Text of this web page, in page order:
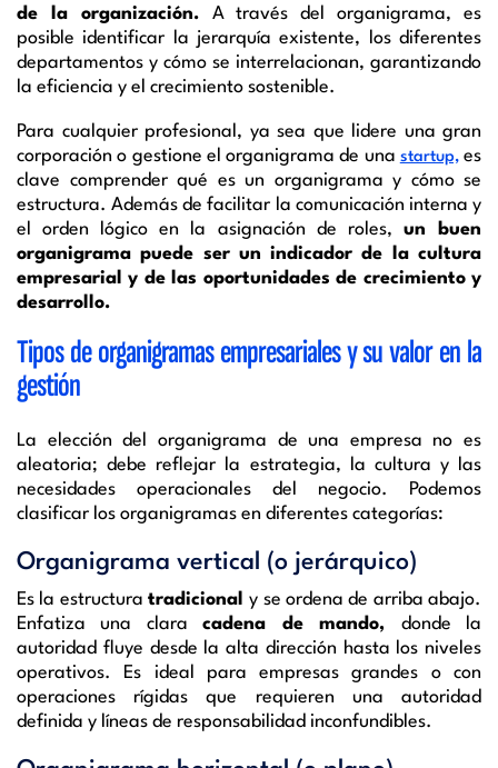
de la organización. A través del organigrama, es
posible identificar la jerarquía existente, los diferentes
departamentos y cómo se interrelacionan, garantizando
la eficiencia y el crecimiento sostenible.
Para cualquier profesional, ya sea que lidere una gran
corporación o gestione el organigrama de una startup,es
clave comprender qué es un organigrama y cómo se
estructura. Además de facilitar la comunicación interna y
el orden lógico en la asignación de roles, un buen
organigrama puede ser un indicador de la cultura
empresarial y de las oportunidades de crecimiento y
desarrollo.
Tipos de organigramas empresariales y su valor en la
gestión
La elección del organigrama de una empresa no es
aleatoria; debe reflejar la estrategia, la cultura y las
necesidades operacionales del negocio. Podemos
clasificar los organigramas en diferentes categorías:
Organigrama vertical (o jerárquico)
Es la estructura tradicionaly se ordena de arriba abajo.
Enfatiza una claracadena de mando, donde la
autoridad fluye desde la alta dirección hasta los niveles
operativos. Es ideal para empresas grandes o con
operaciones rígidas que requieren una autoridad
definida y líneas de responsabilidad inconfundibles.